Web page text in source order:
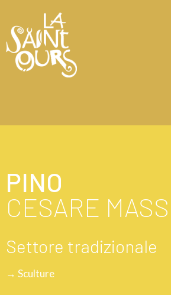
PINO
CESARE
Settore tradizionale
→ Sculture